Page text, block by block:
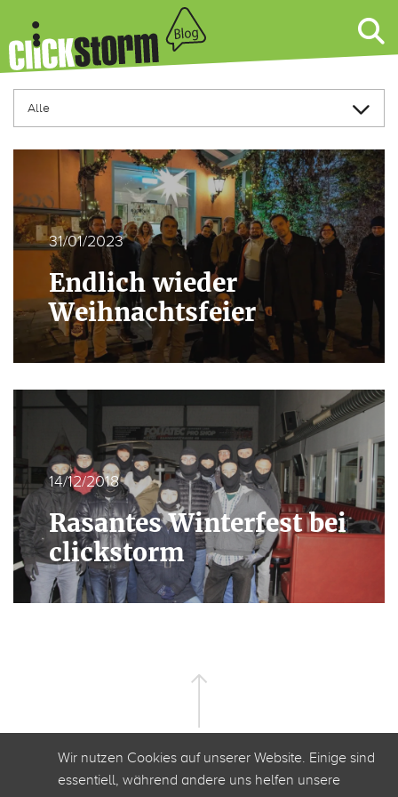
31/01/2023
Endlich wieder
Weihnachtsfeier
14/12/2018
Rasantes Winterfest bei
clickstorm
Wir nutzen Cookies auf unserer Website. Einige sind
essentiell, während andere uns helfen unsere